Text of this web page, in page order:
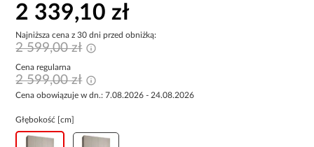
2 339,10 zł
Najniższa cena z 30 dni przed obniżką:
2 599,00 zł
Cena regularna
2 599,00 zł
Cena obowiązuje w dn.: 7.08.2026 - 24.08.2026
Głębokość [cm]